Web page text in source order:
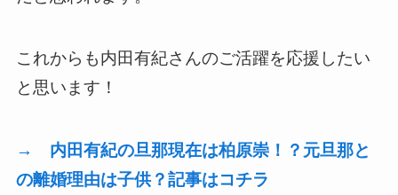
これからも内田有紀さんのご活躍を応援したい
と思います！
→ 内田有紀の旦那現在は柏原崇！？元旦那と
の離婚理由は子供？記事はコチラ